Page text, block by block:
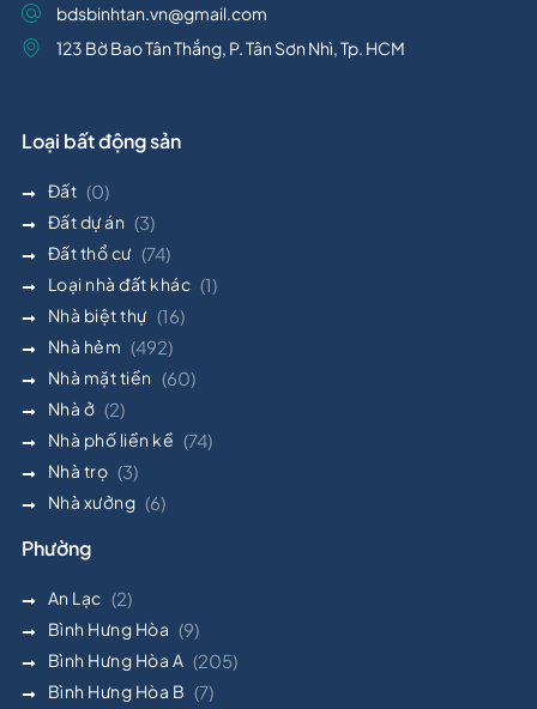
bdsbinhtan.vn@gmail.com
123 Bờ Bao Tân Thắng, P. Tân Sơn Nhì, Tp. HCM
Loại bất động sản
Đất (0)
Đất dự án (3)
Đất thổ cư (74)
Loại nhà đất khác (1)
Nhà biệt thự (16)
Nhà hẻm (492)
Nhà mặt tiền (60)
Nhà ở (2)
Nhà phố liền kề (74)
Nhà trọ (3)
Nhà xưởng (6)
Phường
An Lạc (2)
Bình Hưng Hòa (9)
Bình Hưng Hòa A (205)
Bình Hưng Hòa B (7)